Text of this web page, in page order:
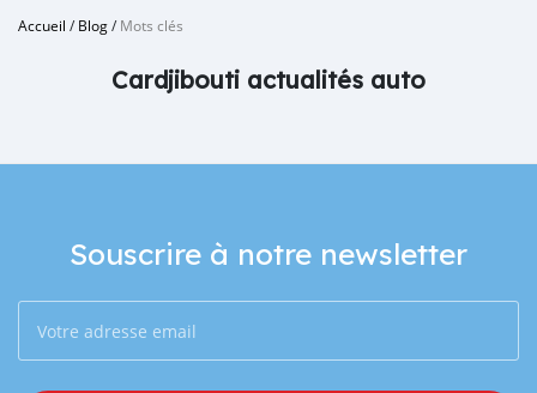
Accueil /Blog/Mots clés
Cardjibouti actualités auto
Souscrire à notre newsletter